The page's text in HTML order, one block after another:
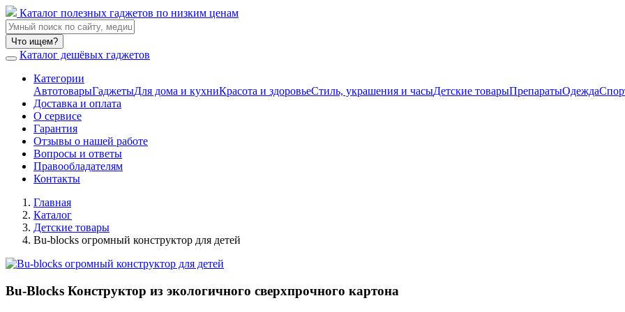
Каталог полезных гаджетов по низким ценам
Что ищем?
Каталог дешёвых гаджетов
Категории
АвтотоварыГаджетыДля дома и кухниКрасота и здоровьеСтиль, украшения и часыДетские товарыПрепаратыОдежда
Доставка и оплата
О сервисе
Гарантия
Отзывы о нашей работе
Вопросы и ответы
Правообладателям
Контакты
Главная
Каталог
Детские товары
Bu-blocks огромный конструктор для детей
Bu-Blocks Конструктор из экологичного сверхпрочного картона